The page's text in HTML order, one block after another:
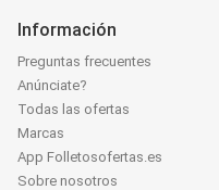
Información
Preguntas frecuentes
Anúnciate?
Todas las ofertas
Marcas
App Folletosofertas.es
Sobre nosotros